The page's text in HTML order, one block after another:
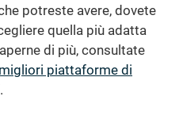
potreste avere, dovete
quella più adatta
di più, consultate
piattaforme di